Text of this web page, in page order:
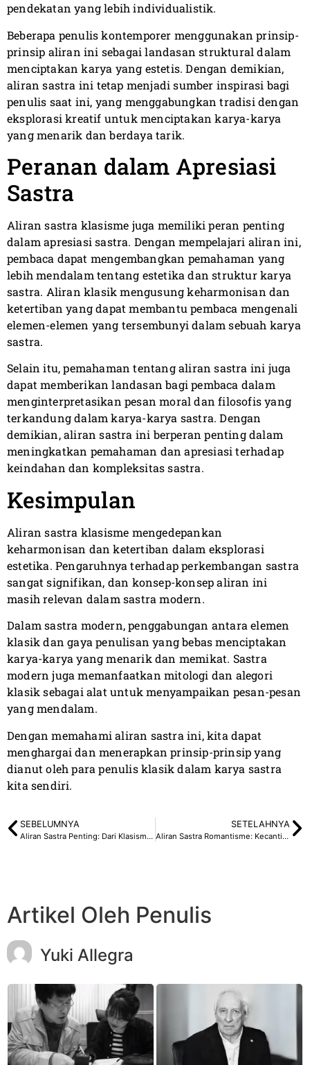
pendekatan yang lebih individualistik.
Beberapa penulis kontemporer menggunakan prinsip-
prinsip aliran ini sebagai landasan struktural dalam
menciptakan karya yang estetis. Dengan demikian,
aliran sastra ini tetap menjadi sumber inspirasi bagi
penulis saat ini, yang menggabungkan tradisi dengan
eksplorasi kreatif untuk menciptakan karya-karya
yang menarik dan berdaya tarik.
Peranan dalam Apresiasi
Sastra
Aliran sastra klasisme juga memiliki peran penting
dalam apresiasi sastra. Dengan mempelajari aliran ini,
pembaca dapat mengembangkan pemahaman yang
lebih mendalam tentang estetika dan struktur karya
sastra. Aliran klasik mengusung keharmonisan dan
ketertiban yang dapat membantu pembaca mengenali
elemen-elemen yang tersembunyi dalam sebuah karya
sastra.
Selain itu, pemahaman tentang aliran sastra ini juga
dapat memberikan landasan bagi pembaca dalam
menginterpretasikan pesan moral dan filosofis yang
terkandung dalam karya-karya sastra. Dengan
demikian, aliran sastra ini berperan penting dalam
meningkatkan pemahaman dan apresiasi terhadap
keindahan dan kompleksitas sastra.
Kesimpulan
Aliran sastra klasisme mengedepankan
keharmonisan dan ketertiban dalam eksplorasi
estetika. Pengaruhnya terhadap perkembangan sastra
sangat signifikan, dan konsep-konsep aliran ini
masih relevan dalam sastra modern.
Dalam sastra modern, penggabungan antara elemen
klasik dan gaya penulisan yang bebas menciptakan
karya-karya yang menarik dan memikat. Sastra
modern juga memanfaatkan mitologi dan alegori
klasik sebagai alat untuk menyampaikan pesan-pesan
yang mendalam.
Dengan memahami aliran sastra ini, kita dapat
menghargai dan menerapkan prinsip-prinsip yang
dianut oleh para penulis klasik dalam karya sastra
kita sendiri.
SEBELUMNYA
Aliran Sastra Penting: Dari Klasisme hingga Eksistensialisme
SETELAHNYA
Aliran Sastra Romantisme: Kecantikan dan Kebebasan Ekspresi
Artikel Oleh Penulis
Yuki Allegra